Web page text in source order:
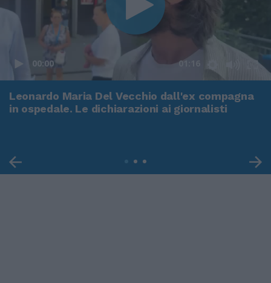
00:00 01:16
Leonardo Maria Del Vecchio dall'ex compagna
in ospedale. Le dichiarazioni ai giornalisti